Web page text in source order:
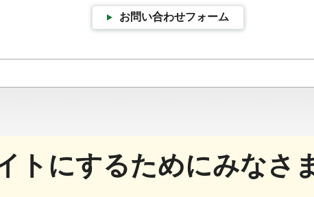
お問い合わせフォーム
トにするためにみなさ